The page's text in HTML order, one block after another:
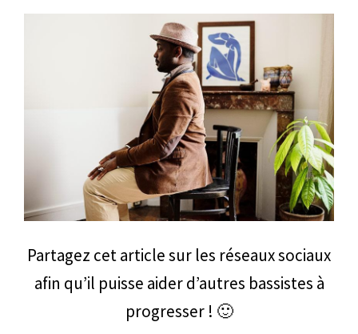
Partagez cet article sur les réseaux sociaux
afin qu’il puisse aider d’autres bassistes à
progresser ! 🙂